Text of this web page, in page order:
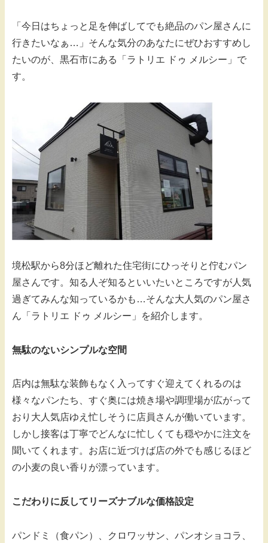
「今日はちょっと足を伸ばしてでも絶品のパン屋さんに
行きたいなぁ…」そんな気分のあなたにぜひおすすめし
たいのが、黒石市にある「ラトリエ ドゥ メルシー」で
す。
境松駅から8分ほど離れた住宅街にひっそりと佇むパン
屋さんです。知る人ぞ知るといいたいところですが人気
過ぎてみんな知っているかも…そんな大人気のパン屋さ
ん「ラトリエ ドゥ メルシー」を紹介します。
無駄のないシンプルな空間
店内は無駄な装飾もなく入ってすぐ迎えてくれるのは
様々なパンたち、すぐ奥には焼き場や調理場が広がって
おり大人気店ゆえ忙しそうに店員さんが働いています。
しかし接客は丁寧でどんなに忙しくても穏やかに注文を
聞いてくれます。お店に近づけば店の外でも感じるほど
の小麦の良い香りが漂っています。
こだわりに反してリーズナブルな価格設定
パンドミ（食パン）、クロワッサン、パンオショコラ、